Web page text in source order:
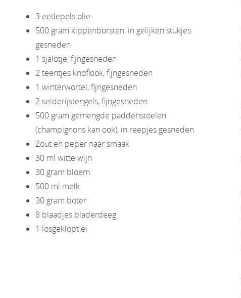
3 eetlepels olie
500 gram kippenborsten, in gelijken stukjes
gesneden
1 sjalotje, fijngesneden
2 teentjes knoflook, fijngesneden
1 winterwortel, fijngesneden
2 selderijstengels, fijngesneden
500 gram gemengde paddenstoelen
(champignons kan ook), in reepjes gesneden
Zout en peper naar smaak
30 ml witte wijn
30 gram bloem
500 ml melk
30 gram boter
8 blaadjes bladerdeeg
1 losgeklopt ei